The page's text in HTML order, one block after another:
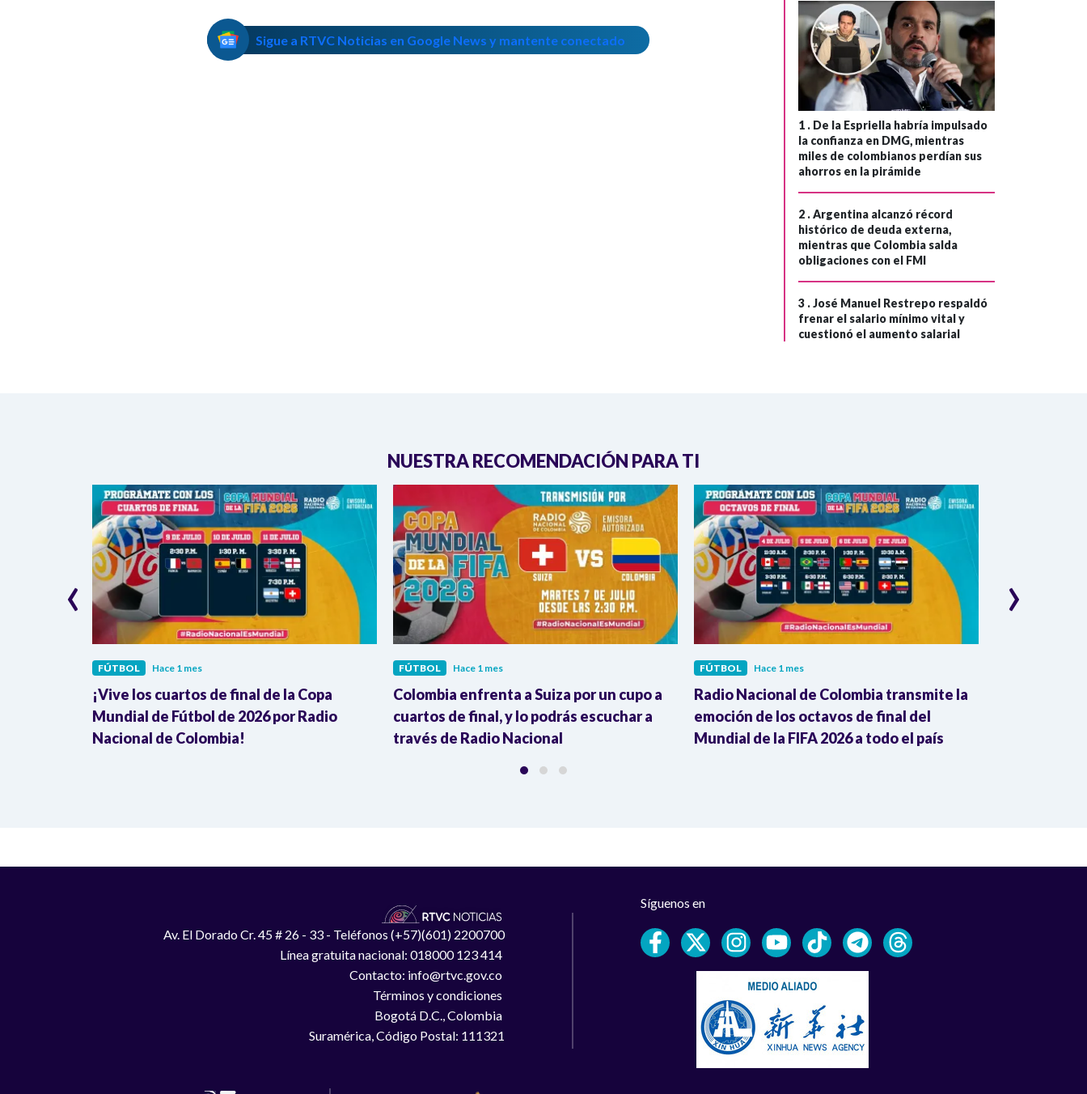
Sigue a RTVC Noticias en Google News y mantente conectado
1 . De la Espriella habría impulsado
la confianza en DMG, mientras
miles de colombianos perdían sus
ahorros en la pirámide
2 .Argentina alcanzó récord
histórico de deuda externa,
mientras que Colombia salda
obligaciones con el FMI
3 .José Manuel Restrepo respaldó
frenar el salario mínimo vital y
cuestionó el aumento salarial
NUESTRA RECOMENDACIÓN PARA TI
FÚTBOL Hace 1 mes
¡Vive los cuartos de final de la Copa
Mundial de Fútbol de 2026 por Radio
Nacional de Colombia!
FÚTBOL Hace 1 mes
Colombia enfrenta a Suiza por un cupo a
cuartos de final, y lo podrás escuchar a
través de Radio Nacional
FÚTBOL Hace 1 mes
Radio Nacional de Colombia transmite la
emoción de los octavos de final del
Mundial de la FIFA 2026 a todo el país
‹ ›
Av. El Dorado Cr. 45 # 26 - 33 - Teléfonos (+57)(601) 2200700
Línea gratuita nacional: 018000 123 414
Contacto: info@rtvc.gov.co
Términos y condiciones
Bogotá D.C., Colombia
Suramérica, Código Postal: 111321
Síguenos en